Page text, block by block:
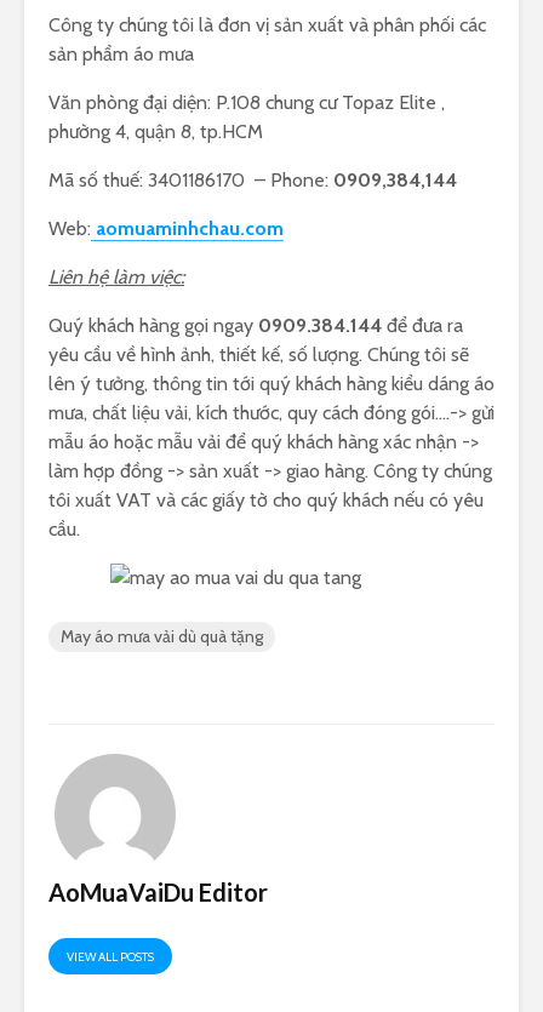
Công ty chúng tôi là đơn vị sản xuất và phân phối các
sản phẩm áo mưa
Văn phòng đại diện: P.108 chung cư Topaz Elite ,
phường 4, quận 8, tp.HCM
Mã số thuế: 3401186170 – Phone: 0909,384,144
Web: aomuaminhchau.com
Liên hệ làm việc:
Quý khách hàng gọi ngay 0909.384.144 để đưa ra
yêu cầu về hình ảnh, thiết kế, số lượng. Chúng tôi sẽ
lên ý tưởng, thông tin tới quý khách hàng kiểu dáng áo
mưa, chất liệu vải, kích thước, quy cách đóng gói….-> gửi
mẫu áo hoặc mẫu vải để quý khách hàng xác nhận ->
làm hợp đồng -> sản xuất -> giao hàng. Công ty chúng
tôi xuất VAT và các giấy tờ cho quý khách nếu có yêu
cầu.
May áo mưa vải dù quà tặng
AoMuaVaiDu Editor
VIEW ALL POSTS